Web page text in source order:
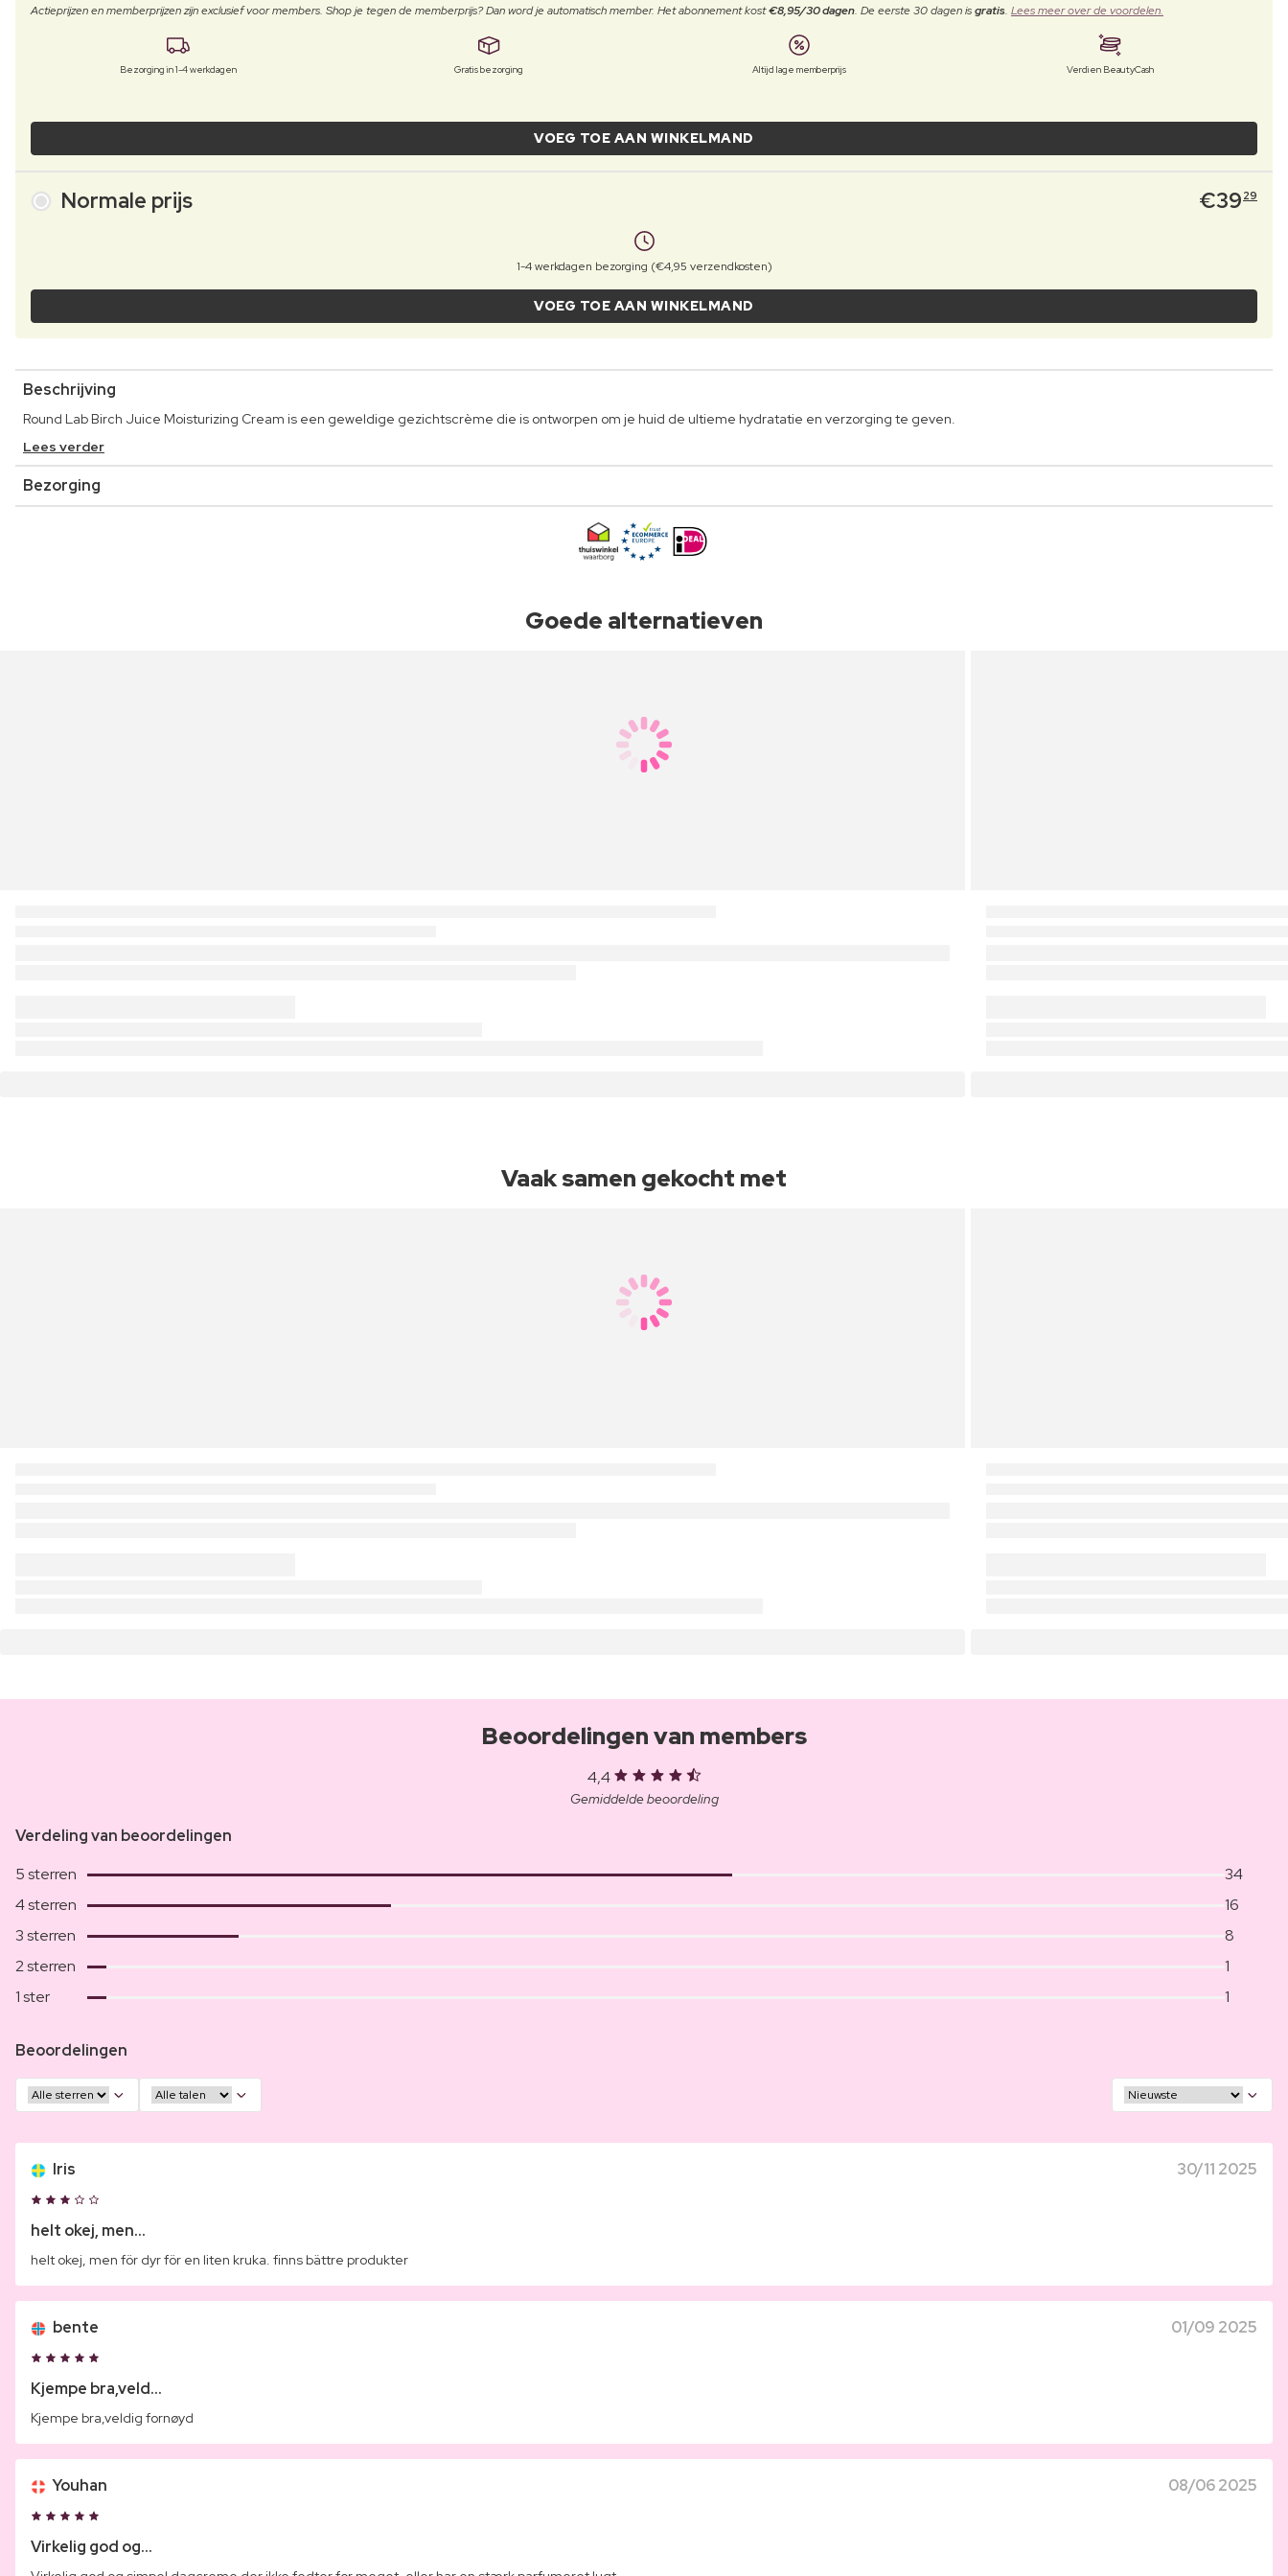
Actieprijzen en memberprijzen zijn exclusief voor members. Shop je tegen de memberprijs? Dan word je automatisch member. Het abonnement kost€8,95/30 dagen. De eerste 30 dagen isgratis. Lees meer over de voordelen.
Bezorging in 1-4 werkdagen Gratis bezorging Altijd lage memberprijs Verdien BeautyCash
VOEG TOE AAN WINKELMAND
Normale prijs €39 29
1-4 werkdagen bezorging (€4,95 verzendkosten)
VOEG TOE AAN WINKELMAND
Beschrijving
Round Lab Birch Juice Moisturizing Cream is een geweldige gezichtscrème die is ontworpen om je huid de ultieme hydratatie en verzorging te geven.
Lees verder
Bezorging
Goede alternatieven
Vaak samen gekocht met
Beoordelingen van members
4,4
Gemiddelde beoordeling
Verdeling van beoordelingen
5 sterren
34
4 sterren
16
3 sterren
8
2 sterren
1
1 ster
1
Beoordelingen
Iris 30/11 2025
helt okej, men...
helt okej, men för dyr för en liten kruka. finns bättre produkter
bente 01/09 2025
Kjempe bra,veld...
Kjempe bra,veldig fornøyd
Youhan 08/06 2025
Virkelig god og...